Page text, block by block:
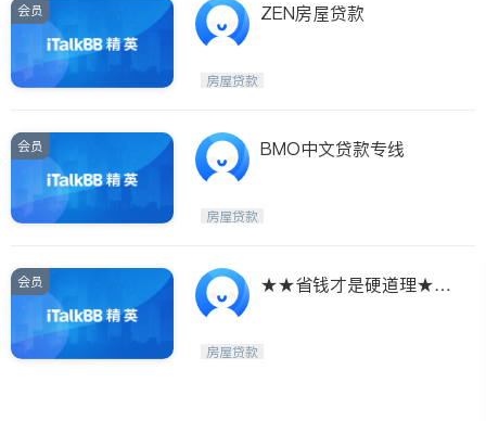
会员 ZEN房屋贷款
房屋贷款
会员 BMO中文贷款专线
房屋贷款
会员
★★省钱才是硬道理★您
房屋贷款